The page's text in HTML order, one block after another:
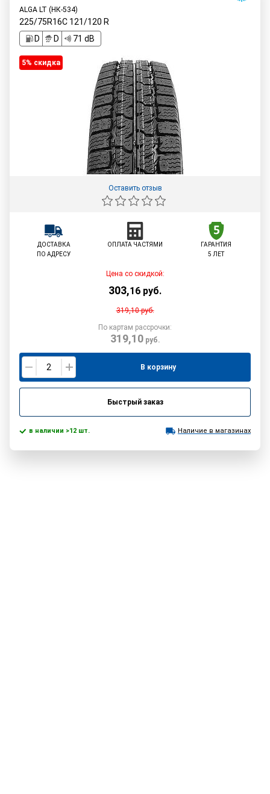
ALGA LT (НК-534)
225/75R16C 121/120 R
D
D 71 dB
5% cкидка
Оставить отзыв
ДОСТАВКА
ПО АДРЕСУ
ОПЛАТА ЧАСТЯМИ
ГАРАНТИЯ
5 ЛЕТ
Цена со скидкой:
303,16 руб.
319,10руб.
По картам рассрочки:
319,10руб.
В корзину
Быстрый заказ
в наличии >12 шт. Наличие в магазинах